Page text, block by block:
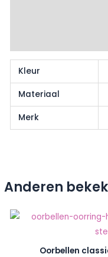
Kleur
Materiaal
Merk
Anderen
Oorbellen